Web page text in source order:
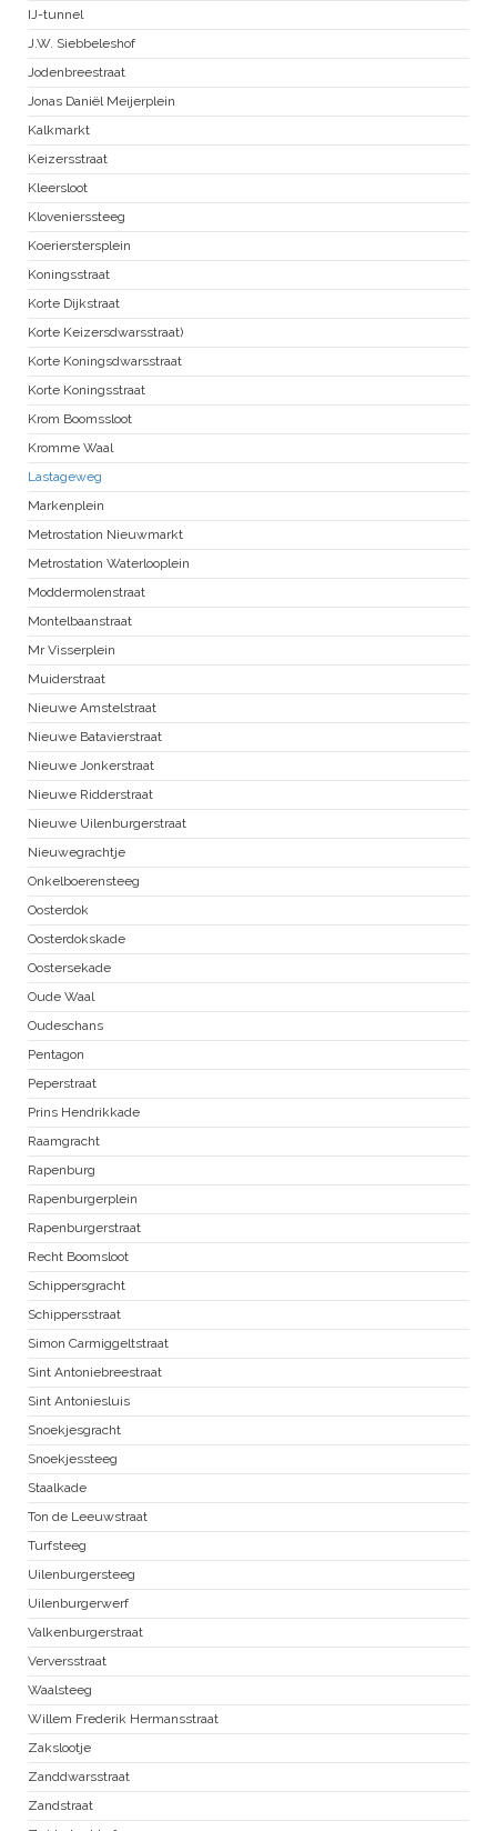
IJ-tunnel
J.W. Siebbeleshof
Jodenbreestraat
Jonas Daniël Meijerplein
Kalkmarkt
Keizersstraat
Kleersloot
Klovenierssteeg
Koerierstersplein
Koningsstraat
Korte Dijkstraat
Korte Keizersdwarsstraat)
Korte Koningsdwarsstraat
Korte Koningsstraat
Krom Boomssloot
Kromme Waal
Lastageweg
Markenplein
Metrostation Nieuwmarkt
Metrostation Waterlooplein
Moddermolenstraat
Montelbaanstraat
Mr Visserplein
Muiderstraat
Nieuwe Amstelstraat
Nieuwe Batavierstraat
Nieuwe Jonkerstraat
Nieuwe Ridderstraat
Nieuwe Uilenburgerstraat
Nieuwegrachtje
Onkelboerensteeg
Oosterdok
Oosterdokskade
Oostersekade
Oude Waal
Oudeschans
Pentagon
Peperstraat
Prins Hendrikkade
Raamgracht
Rapenburg
Rapenburgerplein
Rapenburgerstraat
Recht Boomsloot
Schippersgracht
Schippersstraat
Simon Carmiggeltstraat
Sint Antoniebreestraat
Sint Antoniesluis
Snoekjesgracht
Snoekjessteeg
Staalkade
Ton de Leeuwstraat
Turfsteeg
Uilenburgersteeg
Uilenburgerwerf
Valkenburgerstraat
Verversstraat
Waalsteeg
Willem Frederik Hermansstraat
Zakslootje
Zanddwarsstraat
Zandstraat